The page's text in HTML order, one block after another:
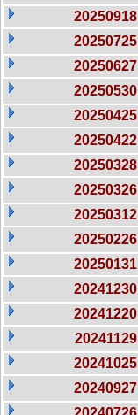
20250918
20250725
20250627
20250530
20250425
20250422
20250328
20250326
20250312
20250226
20250131
20241230
20241220
20241129
20241025
20240927